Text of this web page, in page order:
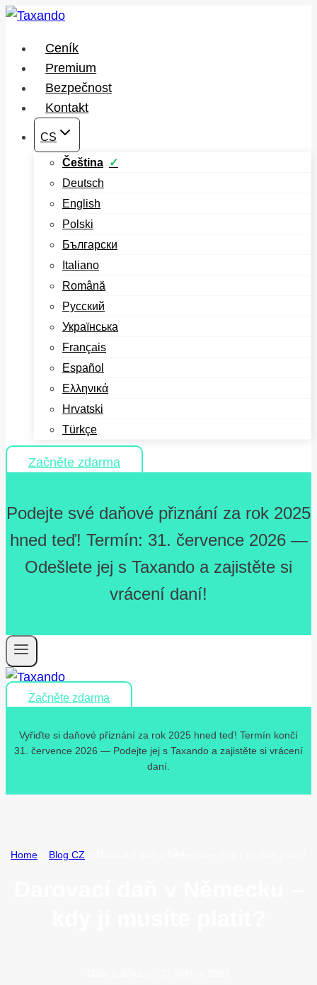
Přeskočit
obsah
Ceník
Premium
Bezpečnost
Kontakt
CS
Čeština
Deutsch
English
Polski
Български
Italiano
Română
Русский
Українська
Français
Español
Ελληνικά
Hrvatski
Türkçe
Začněte zdarma
Podejte své daňové přiznání za rok 2025
hned teď! Termín: 31. července 2026 —
Odešlete jej s Taxando a zajistěte si
vrácení daní!
Začněte zdarma
Vyřiďte si daňové přiznání za rok 2025 hned teď! Termín končí
31. července 2026 — Podejte jej s Taxando a zajistěte si vrácení
daní.
Home Blog CZ